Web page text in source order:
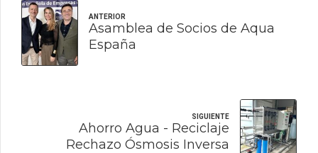
ANTERIOR
Asamblea de Socios de Aqua
España
SIGUIENTE
Ahorro Agua - Reciclaje
Rechazo Ósmosis Inversa